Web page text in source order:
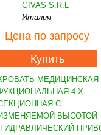
GIVAS S.R.L
Италия
Цена по запросу
Купить
МЕДИЦИНСКАЯ
4-Х
С
ВЫСОТОЙ